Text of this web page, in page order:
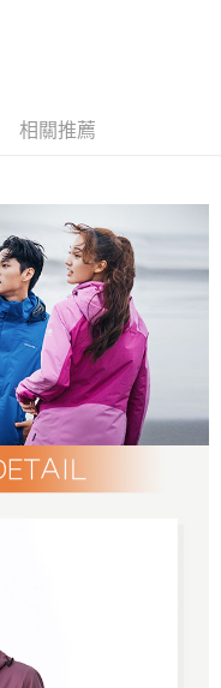
費相關推薦